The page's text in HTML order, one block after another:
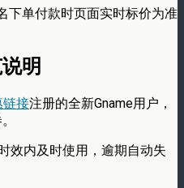
下单付款时页面实时标价为准
明
链接注册的全新Gname用户，
效内及时使用，逾期自动失